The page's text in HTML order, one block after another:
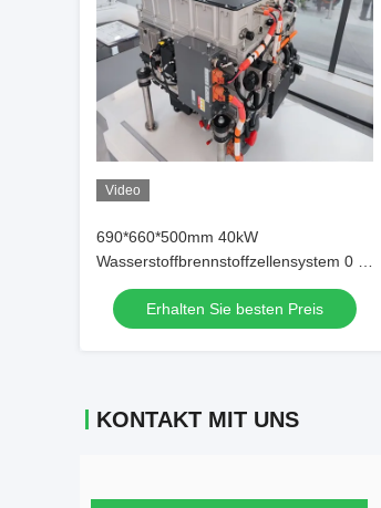
Video
690*660*500mm 40kW
Wasserstoffbrennstoffzellensystem 0 -
500A für Fahrzeug
Erhalten Sie besten Preis
KONTAKT MIT UNS